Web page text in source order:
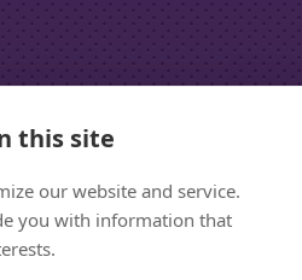
this site
our website and service.
you with information that